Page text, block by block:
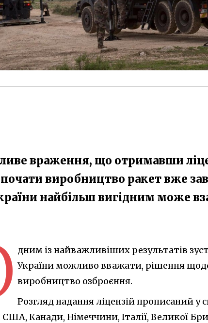
враження, що отримавши
виробництво ракет вже
найбільш вигідним може
дним із найважливіших результатів
України можливо вважати, рішення
виробництво озброєння.
Розгляд надання ліцензій прописаний у
Канади, Німеччини, Італії, Великої